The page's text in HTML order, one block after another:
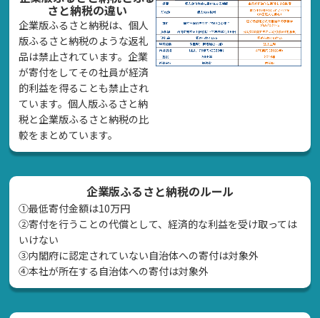
さと納税の違い
企業版ふるさと納税は、個人
版ふるさと納税のような返礼
品は禁止されています。企業
が寄付をしてその社員が経済
的利益を得ることも禁止され
ています。個人版ふるさと納
税と企業版ふるさと納税の比
較をまとめています。
企業版ふるさと納税のルール
①最低寄付金額は10万円
②寄付を行うことの代償として、経済的な利益を受け取っては
いけない
➂内閣府に認定されていない自治体への寄付は対象外
④本社が所在する自治体への寄付は対象外